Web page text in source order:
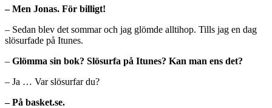
– Men Jonas. För billigt!
– Sedan blev det sommar och jag glömde alltihop. Tills jag en dag
slösurfade på Itunes.
– Glömma sin bok? Slösurfa på Itunes? Kan man ens det?
– Ja … Var slösurfar du?
– På basket.se.